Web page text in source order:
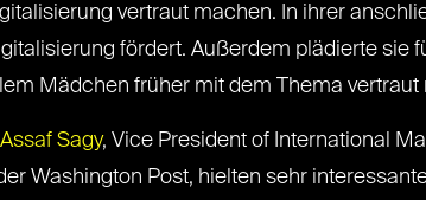
vertraut machen. In ihrer
fördert. Außerdem plädierte sie
Mädchen früher mit dem Thema vertraut
Assaf Sagy, Vice President of International
Washington Post, hielten sehr